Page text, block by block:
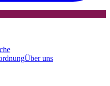
Über uns